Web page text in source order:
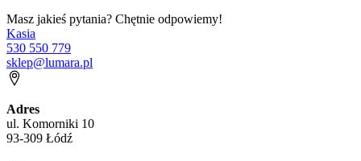
Masz jakieś pytania? Chętnie odpowiemy!
Kasia
530 550 779
sklep@lumara.pl
Adres
ul. Komorniki 10
93-309 Łódź